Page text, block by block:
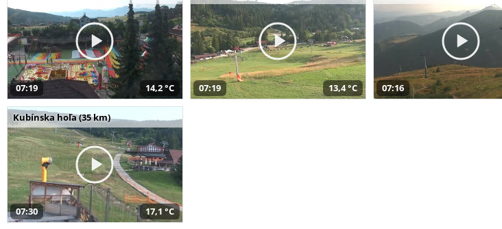
07:19 14,2 °C 07:19 13,4 °C 07:16
Kubínska hoľa (35 km)
07:30 17,1 °C